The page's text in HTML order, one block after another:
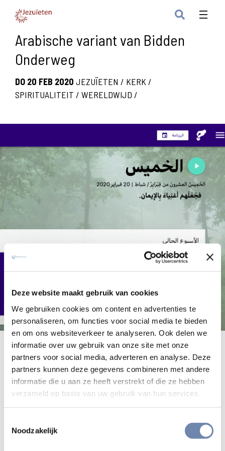
Deze website maakt gebruik van cookies
We gebruiken cookies om content en advertenties te
personaliseren, om functies voor social media te bieden
en om ons websiteverkeer te analyseren. Ook delen we
informatie over uw gebruik van onze site met onze
partners voor social media, adverteren en analyse. Deze
partners kunnen deze gegevens combineren met andere
informatie die u aan ze heeft verstrekt of die ze hebben
verzameld op basis van uw gebruik van hun services.
Noodzakelijk
Arabische variant van Bidden
Onderweg
DO 20 FEB 2020 JEZUÏETEN / KERK /
SPIRITUALITEIT / WERELDWIJD /
De gebedspodcast Bidden Onderweg
heeft er een Arabisch zusje bij: في
طريقي أصلِّي (Fi Tariqi Osally). Het is
de tiende taal waarin de